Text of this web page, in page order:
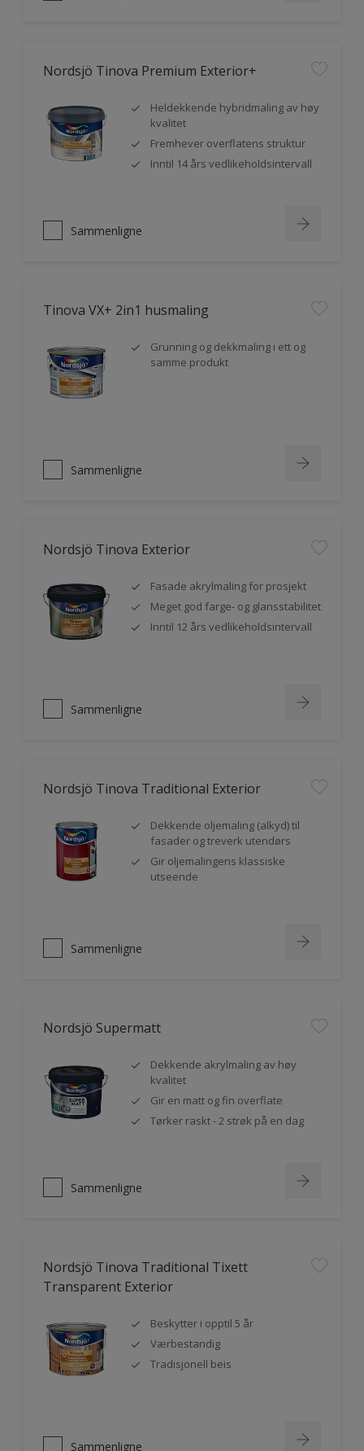
Nordsjö Tinova Premium Exterior+
Heldekkende hybridmaling av høy
kvalitet
Fremhever overflatens struktur
Inntil 14 års vedlikeholdsintervall
Sammenligne
Tinova VX+ 2in1 husmaling
Grunning og dekkmaling i ett og
samme produkt
Sammenligne
Nordsjö Tinova Exterior
Fasade akrylmaling for prosjekt
Meget god farge- og glansstabilitet
Inntil 12 års vedlikeholdsintervall
Sammenligne
Nordsjö Tinova Traditional Exterior
Dekkende oljemaling (alkyd) til
fasader og treverk utendørs
Gir oljemalingens klassiske
utseende
Sammenligne
Nordsjö Supermatt
Dekkende akrylmaling av høy
kvalitet
Gir en matt og fin overflate
Tørker raskt - 2 strøk på en dag
Sammenligne
Nordsjö Tinova Traditional Tixett
Transparent Exterior
Beskytter i opptil 5 år
Værbestandig
Tradisjonell beis
Sammenligne